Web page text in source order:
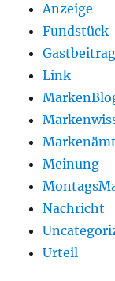
Anzeige
Fundstück
Gastbeitrag
Link
Meinung
Nachricht
Urteil